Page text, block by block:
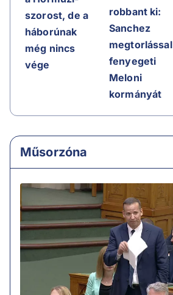
szorost, de a
háborúnak
még nincs
vége
robbant ki:
Sanchez
megtorlással
fenyegeti
Meloni
kormányát
Műsorzóna